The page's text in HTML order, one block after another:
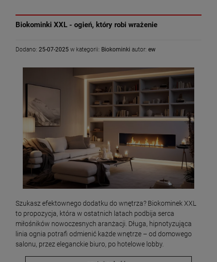
Biokominki XXL - ogień, który robi wrażenie
Dodano: 25-07-2025 w kategorii: Biokominki autor: ew
Szukasz efektownego dodatku do wnętrza? Biokominek XXL
to propozycja, która w ostatnich latach podbija serca
miłośników nowoczesnych aranżacji. Długa, hipnotyzująca
linia ognia potrafi odmienić każde wnętrze – od domowego
salonu, przez eleganckie biuro, po hotelowe lobby.